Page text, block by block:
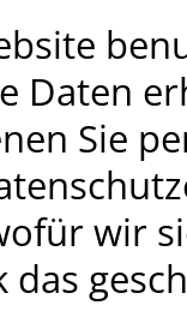
Daten
Sie
wir
das